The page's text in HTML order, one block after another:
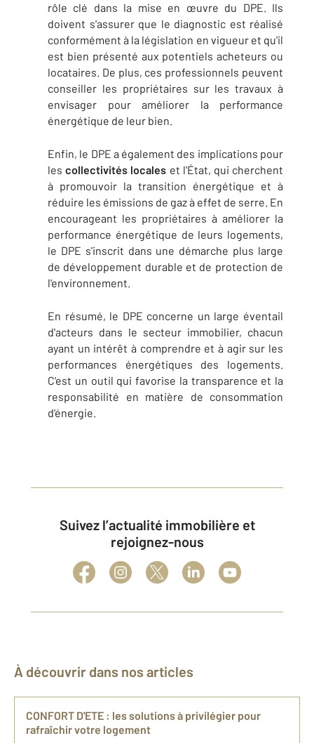
rôle clé dans la mise en œuvre du DPE. Ils
doivent s'assurer que le diagnostic est réalisé
conformément à la législation en vigueur et qu'il
est bien présenté aux potentiels acheteurs ou
locataires. De plus, ces professionnels peuvent
conseiller les propriétaires sur les travaux à
envisager pour améliorer la performance
énergétique de leur bien.
Enfin, le DPE a également des implications pour
lescollectivités locales et l'État, qui cherchent
à promouvoir la transition énergétique et à
réduire les émissions de gaz à effet de serre. En
encourageant les propriétaires à améliorer la
performance énergétique de leurs logements,
le DPE s'inscrit dans une démarche plus large
de développement durable et de protection de
l'environnement.
En résumé, le DPE concerne un large éventail
d'acteurs dans le secteur immobilier, chacun
ayant un intérêt à comprendre et à agir sur les
performances énergétiques des logements.
C'est un outil qui favorise la transparence et la
responsabilité en matière de consommation
d'énergie.
Suivez l’actualité immobilière et
rejoignez-nous
À découvrir dans nos articles
CONFORT D'ETE : les solutions à privilégier pour
rafraîchir votre logement